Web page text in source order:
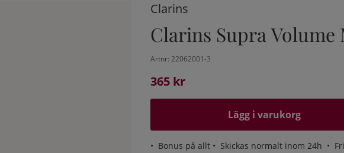
Clarins
Clarins Supra Volume
Artnr: 22062001-3
365 kr
Lägg i varukorg
• Bonus på allt • Skickas normalt inom 24h •